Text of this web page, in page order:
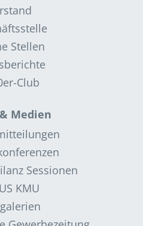
Stellen
Club
Medien
Sessionen
KMU